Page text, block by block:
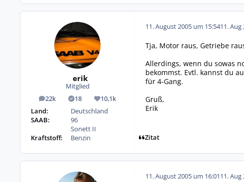
erik
Mitglied
22k
Beiträge 18
Lösungen10,1k
Reputation
Land:
Deutschland
SAAB:
96
Sonett II
Kraftstoff:
Benzin
11. August 2005 um 15:5411. Aug
Tja, Motor raus, Getriebe
Allerdings, wenn du sowas
bekommst. Evtl. kannst du
für 4-Gang.
Gruß,
Erik
Zitat
11. August 2005 um 16:0111. Aug